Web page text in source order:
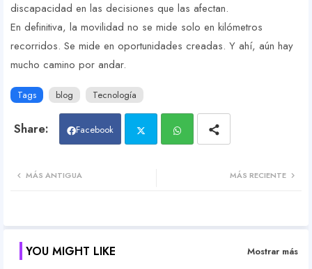
discapacidad en las decisiones que las afectan.
En definitiva, la movilidad no se mide solo en kilómetros
recorridos. Se mide en oportunidades creadas. Y ahí, aún hay
mucho camino por andar.
Tags blog Tecnología
Facebook
pp
MÁS RECIENTE
MÁS ANTIGUA
YOU MIGHT LIKE Mostrar más